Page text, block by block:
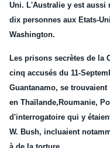
Uni. L'Australie y est aussi
dix personnes aux Etats-
Washington.
Les prisons secrètes de la
cinq accusés du 11-
Guantanamo, se trouvaient
en Thaïlande, Roumanie,
d'interrogatoire qui y
W. Bush, incluaient